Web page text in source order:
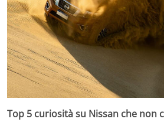
Top 5 curiosità su Nissan che non